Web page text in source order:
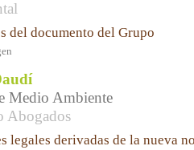
del documento del Grupo
Medio Ambiente
Abogados
legales derivadas de la nueva